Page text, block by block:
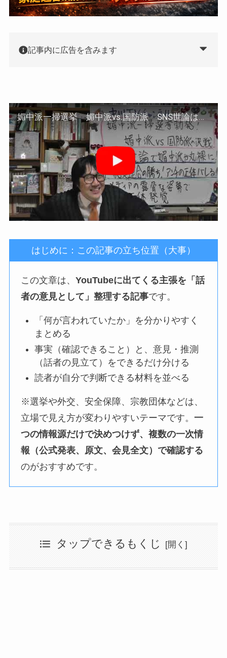
記事内に広告を含みます
媚中派一掃選挙 媚中派vs.国防派 SNS世論は媚中派を丸裸にするであろう 家庭連合の勝利！アンチの正体がバレる！！ 今回の選挙戦を通して正体発覚！
はじめに：この記事の立ち位置（大事）
この文章は、YouTubeに出てくる主張を「話
者の意見として」整理する記事です。
「何が言われていたか」を分かりやすく
まとめる
事実（確認できること）と、意見・推測
（話者の見立て）をできるだけ分ける
読者が自分で判断できる材料を並べる
※選挙や外交、安全保障、宗教団体などは、
立場で見え方が変わりやすいテーマです。一
つの情報源だけで決めつけず、複数の一次情
報（公式発表、原文、会見全文）で確認する
のがおすすめです。
タップできるもくじ